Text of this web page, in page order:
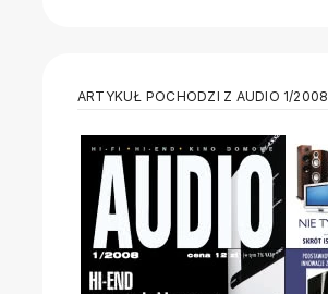
ARTYKUŁ POCHODZI Z AUDIO 1/2008